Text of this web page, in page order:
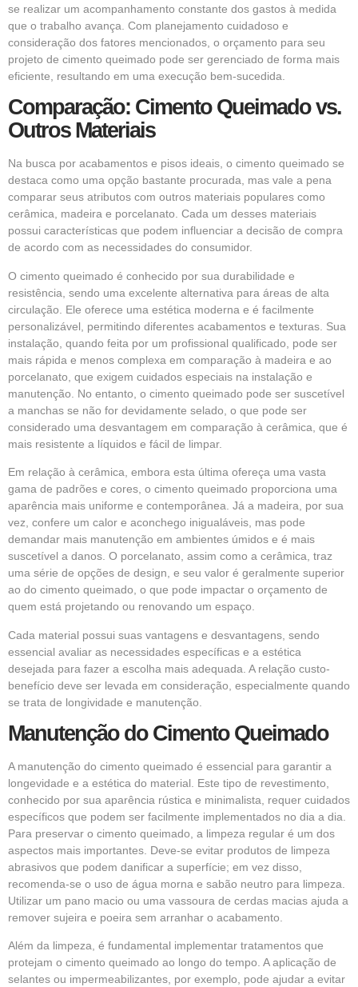
se realizar um acompanhamento constante dos gastos à medida
que o trabalho avança. Com planejamento cuidadoso e
consideração dos fatores mencionados, o orçamento para seu
projeto de cimento queimado pode ser gerenciado de forma mais
eficiente, resultando em uma execução bem-sucedida.
Comparação: Cimento Queimado vs.
Outros Materiais
Na busca por acabamentos e pisos ideais, o cimento queimado se
destaca como uma opção bastante procurada, mas vale a pena
comparar seus atributos com outros materiais populares como
cerâmica, madeira e porcelanato. Cada um desses materiais
possui características que podem influenciar a decisão de compra
de acordo com as necessidades do consumidor.
O cimento queimado é conhecido por sua durabilidade e
resistência, sendo uma excelente alternativa para áreas de alta
circulação. Ele oferece uma estética moderna e é facilmente
personalizável, permitindo diferentes acabamentos e texturas. Sua
instalação, quando feita por um profissional qualificado, pode ser
mais rápida e menos complexa em comparação à madeira e ao
porcelanato, que exigem cuidados especiais na instalação e
manutenção. No entanto, o cimento queimado pode ser suscetível
a manchas se não for devidamente selado, o que pode ser
considerado uma desvantagem em comparação à cerâmica, que é
mais resistente a líquidos e fácil de limpar.
Em relação à cerâmica, embora esta última ofereça uma vasta
gama de padrões e cores, o cimento queimado proporciona uma
aparência mais uniforme e contemporânea. Já a madeira, por sua
vez, confere um calor e aconchego inigualáveis, mas pode
demandar mais manutenção em ambientes úmidos e é mais
suscetível a danos. O porcelanato, assim como a cerâmica, traz
uma série de opções de design, e seu valor é geralmente superior
ao do cimento queimado, o que pode impactar o orçamento de
quem está projetando ou renovando um espaço.
Cada material possui suas vantagens e desvantagens, sendo
essencial avaliar as necessidades específicas e a estética
desejada para fazer a escolha mais adequada. A relação custo-
benefício deve ser levada em consideração, especialmente quando
se trata de longividade e manutenção.
Manutenção do Cimento Queimado
A manutenção do cimento queimado é essencial para garantir a
longevidade e a estética do material. Este tipo de revestimento,
conhecido por sua aparência rústica e minimalista, requer cuidados
específicos que podem ser facilmente implementados no dia a dia.
Para preservar o cimento queimado, a limpeza regular é um dos
aspectos mais importantes. Deve-se evitar produtos de limpeza
abrasivos que podem danificar a superfície; em vez disso,
recomenda-se o uso de água morna e sabão neutro para limpeza.
Utilizar um pano macio ou uma vassoura de cerdas macias ajuda a
remover sujeira e poeira sem arranhar o acabamento.
Além da limpeza, é fundamental implementar tratamentos que
protejam o cimento queimado ao longo do tempo. A aplicação de
selantes ou impermeabilizantes, por exemplo, pode ajudar a evitar